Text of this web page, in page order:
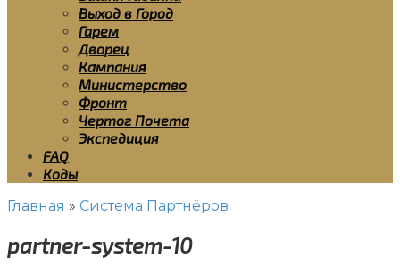
Выход в Город
Гарем
Дворец
Кампания
Министерство
Фронт
Чертог Почета
Экспедиция
FAQ
Коды
Главная » Система Партнёров
partner-system-10